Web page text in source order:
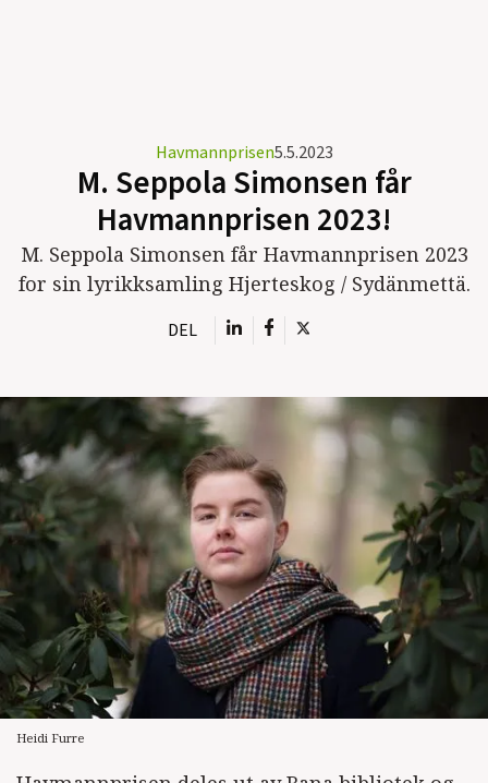
Havmannprisen5.5.2023
M. Seppola Simonsen får
Havmannprisen 2023!
M. Seppola Simonsen får Havmannprisen 2023
for sin lyrikksamling Hjerteskog / Sydänmettä.
DEL
Heidi Furre